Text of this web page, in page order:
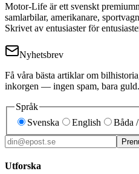
Motor-Life är ett svenskt
samlarbilar, amerikanare,
Skrivet av entusiaster för
Nyhetsbrev
Få våra bästa artiklar om
inkorgen — ingen spam, bara guld.
Språk
Svenska
English Båda
Utforska